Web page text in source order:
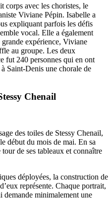
corps avec les choristes, le
Viviane Pépin. Isabelle a
expliquant parfois les défis
vocal. Elle a également
expérience, Viviane
au groupe. Les deux
fut 240 personnes qui en ont
Saint-Denis une chorale de
Chenail
des toiles de Stessy Chenail,
début du mois de mai. En sa
de ses tableaux et connaître
déployées, la construction de
représente. Chaque portrait,
demande minimalement une